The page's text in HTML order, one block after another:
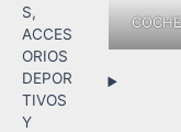
S,
ACCES
ORIOS
DEPOR
TIVOS
Y